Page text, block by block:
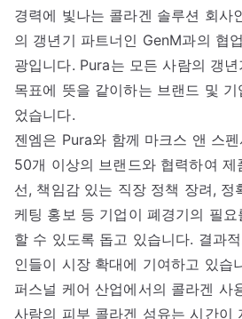
경력에 빛나는 콜라겐 솔루션 회사
의 갱년기 파트너인 GenM과의 협
광입니다. Pura는 모든 사람의 갱
목표에 뜻을 같이하는 브랜드 및
었습니다.
젠엠은 Pura와 함께 마크스 앤 스
50개 이상의 브랜드와 협력하여 제
선, 책임감 있는 직장 정책 장려, 정
케팅 홍보 등 기업이 폐경기의 필
할 수 있도록 돕고 있습니다. 결과
인들이 시장 확대에 기여하고 있습
퍼스널 케어 산업에서의 콜라겐 사
사람의 피부 콜라겐 섬유는 시간이